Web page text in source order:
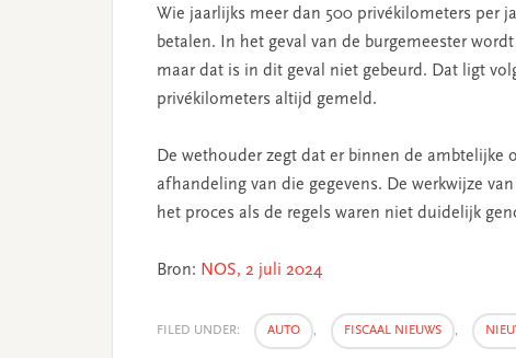
Wie jaarlijks meer dan 500 privékilometers per
betalen. In het geval van de burgemeester
maar dat is in dit geval niet gebeurd. Dat ligt
privékilometers altijd gemeld.
De wethouder zegt dat er binnen de ambtelijke
afhandeling van die gegevens. De werkwijze
het proces als de regels waren niet duidelijk
Bron: NOS, 2 juli 2024
FILED UNDER: AUTO , FISCAAL NIEUWS ,